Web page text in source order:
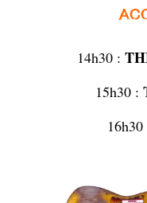
14h30 :
15h30 :
16h30